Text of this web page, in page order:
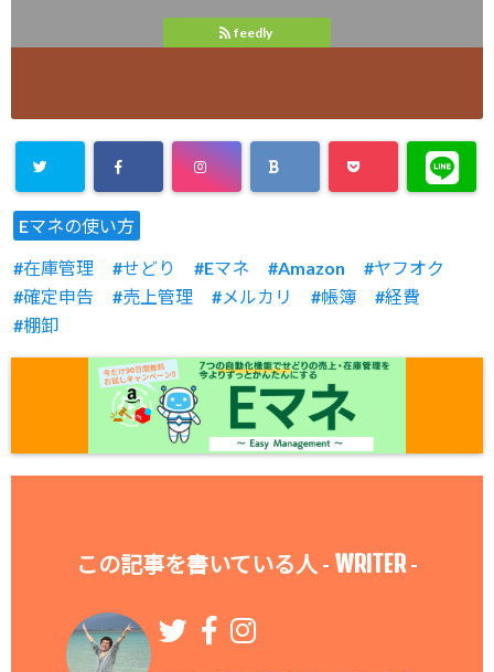
feedly
Eマネの使い方
在庫管理
せどり Eマネ Amazon
ヤフオク
確定申告
売上管理 メルカリ 帳簿
経費
棚卸
この記事を書いている人 - WRITER-